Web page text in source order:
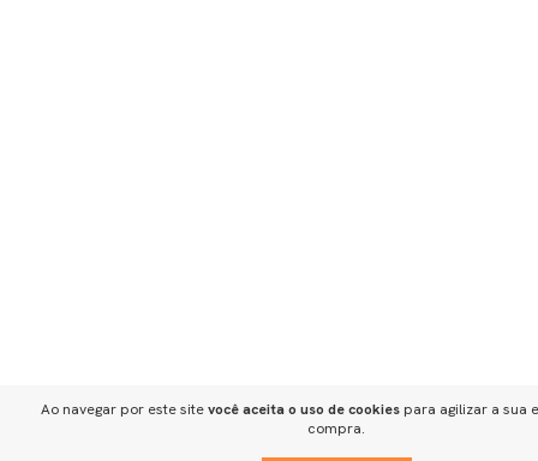
Ao navegar por este sitevocê aceita o uso de cookiespara agilizar a sua
compra.